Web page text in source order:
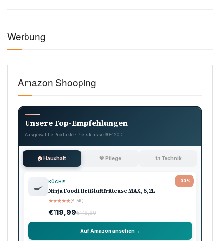
Werbung
Amazon Shooping
Unsere Top-Empfehlungen
Ausgewählte Produkte · Preisklasse 90–120 €
🏠 Haushalt 💖 Pflege 🔌 Technik
-33%
🍳 KÜCHE
Ninja Foodi Heißluftfritteuse MAX, 5,2L
★★★★★(8.740)
€119,99€179,99
Auf Amazon ansehen →